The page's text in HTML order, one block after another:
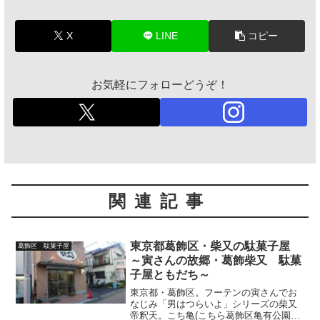
X LINE コピー
お気軽にフォローどうぞ！
関連記事
葛飾区 駄菓子屋
東京都葛飾区・柴又の駄菓子屋
～寅さんの故郷・葛飾柴又 駄菓
子屋ともだち～
東京都・葛飾区。フーテンの寅さんでお
なじみ「男はつらいよ」シリーズの柴又
帝釈天。こち亀(こちら葛飾区亀有公園前